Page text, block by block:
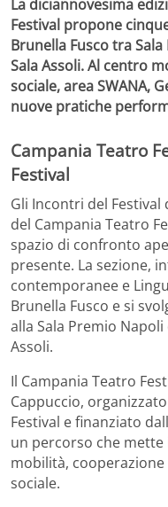
La diciannovesima
Festival propone
Brunella Fusco tra
Sala Assoli. Al centro
sociale, area SWANA,
nuove pratiche
Campania Teatro
Festival
Gli Incontri del
del Campania Teatro
spazio di confronto
presente. La sezione,
contemporanee e
Brunella Fusco e si
alla Sala Premio Napoli
Assoli.
Il Campania Teatro
Cappuccio,
Festival e finanziato
un percorso che
mobilità,
sociale.